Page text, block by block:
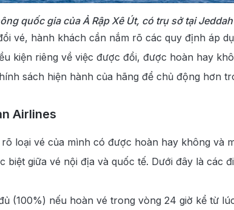
quốc gia của Ả Rập Xê Út, có trụ sở tại
vé, hành khách cần nắm rõ các quy định áp
kiện riêng về việc được đổi, được hoàn hay
sách hiện hành của hãng để chủ động hơn
Airlines
loại vé của mình có được hoàn hay không và
biệt giữa vé nội địa và quốc tế. Dưới đây là các
(100%) nếu hoàn vé trong vòng 24 giờ kể từ